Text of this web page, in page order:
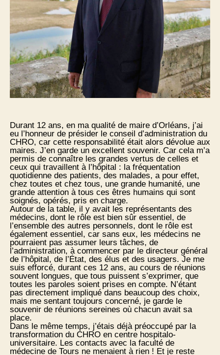
Durant 12 ans, en ma qualité de maire d’Orléans, j’ai
eu l’honneur de présider le conseil d’administration du
CHRO, car cette responsabilité était alors dévolue aux
maires. J’en garde un excellent souvenir. Car cela m’a
permis de connaître les grandes vertus de celles et
ceux qui travaillent à l’hôpital : la fréquentation
quotidienne des patients, des malades, a pour effet,
chez toutes et chez tous, une grande humanité, une
grande attention à tous ces êtres humains qui sont
soignés, opérés, pris en charge.
Autour de la table, il y avait les représentants des
médecins, dont le rôle est bien sûr essentiel, de
l’ensemble des autres personnels, dont le rôle est
également essentiel, car sans eux, les médecins ne
pourraient pas assumer leurs tâches, de
l’administration, à commencer par le directeur général
de l’hôpital, de l’État, des élus et des usagers. Je me
suis efforcé, durant ces 12 ans, au cours de réunions
souvent longues, que tous puissent s’exprimer, que
toutes les paroles soient prises en compte. N’étant
pas directement impliqué dans beaucoup des choix,
mais me sentant toujours concerné, je garde le
souvenir de réunions sereines où chacun avait sa
place.
Dans le même temps, j’étais déjà préoccupé par la
transformation du CHRO en centre hospitalo-
universitaire. Les contacts avec la faculté de
médecine de Tours ne menaient à rien ! Et je reste